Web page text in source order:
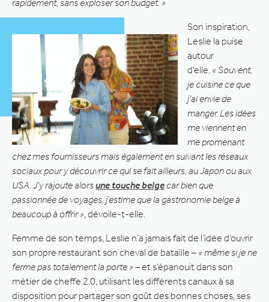
rapidement, sans exploser son budget. »
Son inspiration,
Leslie la puise
autour
d’elle. « Souvent,
je cuisine ce que
j’ai envie de
manger. Les idées
me viennent en
me promenant
chez mes fournisseurs mais également en suivant les réseaux
sociaux pour y découvrir ce qui se fait ailleurs, au Japon ou aux
USA. J’y rajoute alorsune touche belgecar bien que
passionnée de voyages, j’estime que la gastronomie belge à
beaucoup à offrir » , dévoile-t-elle.
Femme de son temps, Leslie n’a jamais fait de l’idée d’ouvrir
son propre restaurant son cheval de bataille – « même si je ne
ferme pas totalement la porte » – et s’épanouit dans son
métier de cheffe 2.0, utilisant les différents canaux à sa
disposition pour partager son goût des bonnes choses, ses